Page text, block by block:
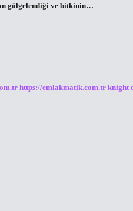
gölgelendiği ve bitkinin…
https://emlakmatik.com.tr knight